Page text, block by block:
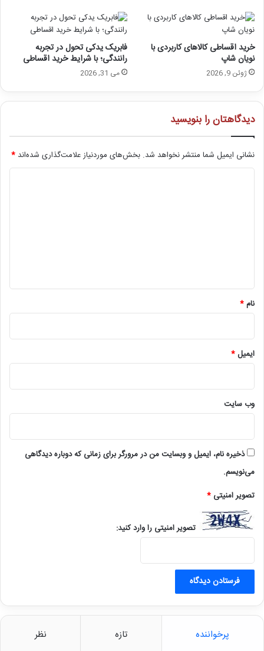
خرید اقساطی کالاهای کاربردی با
نویان شاپ
ژوئن 9, 2026
فابریک یدکی تحول در تجربه
رانندگی؛ با شرایط خرید اقساطی
می 31, 2026
دیدگاهتان را بنویسید
نشانی ایمیل شما منتشر نخواهد شد. بخش‌های موردنیاز علامت‌گذاری شده‌اند *
نام*
ایمیل*
وب‌ سایت
ذخیره نام، ایمیل و وبسایت من در مرورگر برای زمانی که دوباره دیدگاهی
می‌نویسم.
تصویر امنیتی *
تصویر امنیتی را وارد کنید:
پرخواننده تازه نظر